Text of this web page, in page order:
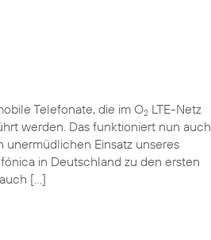
Telefonate, die im O2 LTE-Netz
werden. Das funktioniert nun auch
Einsatz unseres
in Deutschland zu den ersten
[…]